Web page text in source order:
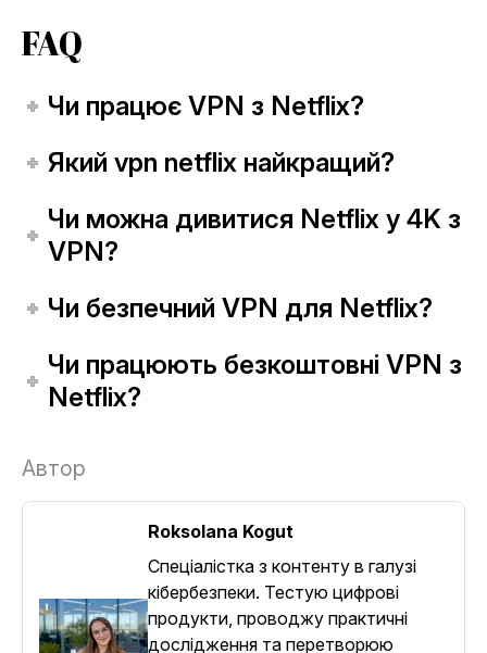
FAQ
Чи працює VPN з Netflix?
Який vpn netflix найкращий?
Чи можна дивитися Netflix у 4K з
VPN?
Чи безпечний VPN для Netflix?
Чи працюють безкоштовні VPN з
Netflix?
Автор
Roksolana Kogut
Спеціалістка з контенту в галузі
кібербезпеки. Тестую цифрові
продукти, проводжу практичні
дослідження та перетворюю